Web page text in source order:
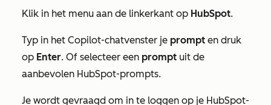
Klik in het menu aan de linkerkant op HubSpot.
Typ in het Copilot-chatvenster je prompt en druk
op Enter. Of selecteer een prompt uit de
aanbevolen HubSpot-prompts.
Je wordt gevraagd om in te loggen op je HubSpot-